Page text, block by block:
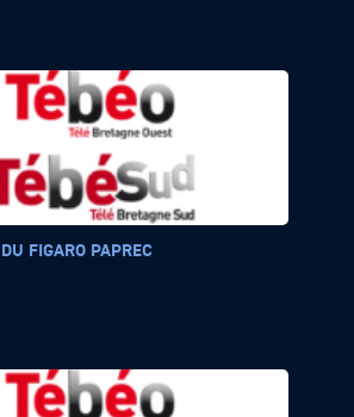
FIGARO PAPREC